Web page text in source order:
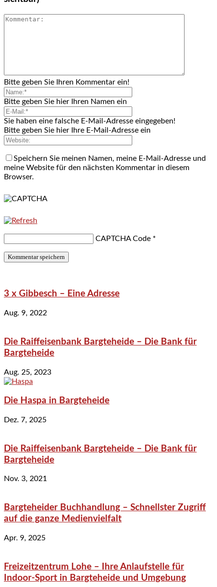
Bitte geben Sie Ihren Kommentar ein!
Bitte geben Sie hier Ihren Namen ein
Sie haben eine falsche E-Mail-Adresse eingegeben!
Bitte geben Sie hier Ihre E-Mail-Adresse ein
Speichern Sie meinen Namen, meine E-Mail-Adresse und
meine Website für den nächsten Kommentar in diesem
Browser.
CAPTCHA Code *
3 x Gibbesch – Eine Adresse
Aug. 9, 2022
Die Raiffeisenbank Bargteheide – Die Bank für
Bargteheide
Aug. 25, 2023
Die Haspa in Bargteheide
Dez. 7, 2025
Die Raiffeisenbank Bargteheide – Die Bank für
Bargteheide
Nov. 3, 2021
Bargteheider Buchhandlung – Schnellster Zugriff
auf die ganze Medienvielfalt
Apr. 9, 2025
Freizeitzentrum Lohe – Ihre Anlaufstelle für
Indoor-Sport in Bargteheide und Umgebung